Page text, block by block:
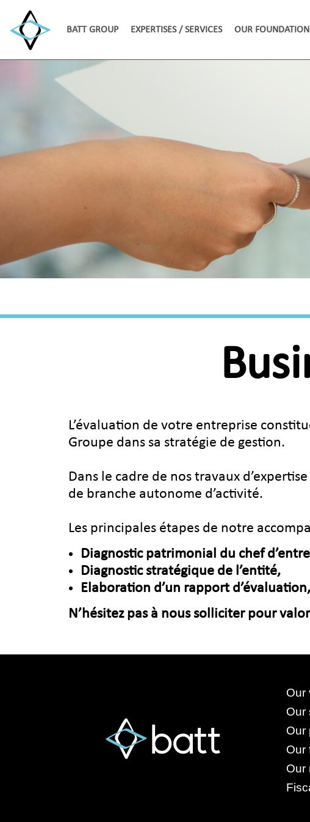
BATT GROUP EXPERTISES / SERVICES OUR FOUNDATION
L’évaluation de votre entreprise
Groupe dans sa stratégie de gestion.
Dans le cadre de nos travaux
de branche autonome d’activité.
Les principales étapes de notre
Diagnostic patrimonial du chef
Diagnostic stratégique de l’entité,
Elaboration d’un rapport d’évaluation,
N’hésitez pas à nous solliciter pour
Our
Our
Our
Our
Our